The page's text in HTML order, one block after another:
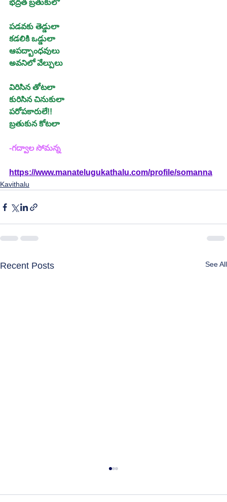
భద్రత బ్రతుకులో
పడవకు తెడ్డులా
కడలికి ఒడ్డులా
ఆపద్బాంధవులు
అవనిలో వేల్పులు
విరిసిన తోటలా
కురిసిన చినుకులా
పరోపకారులే!!
బ్రతుకున కోటలా
-గద్వాల సోమన్న
https://www.manatelugukathalu.com/profile/somanna
Kavithalu
Recent Posts See All